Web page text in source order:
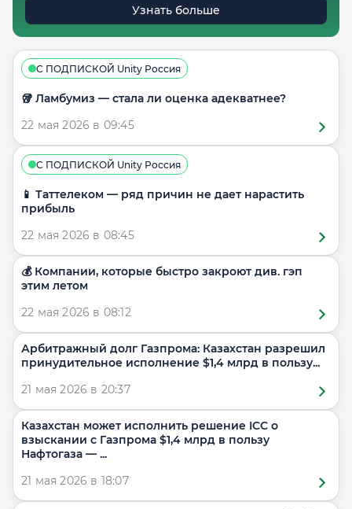
Узнать больше
С ПОДПИСКОЙ Unity Россия
🥡 Ламбумиз — стала ли оценка адекватнее?
22 мая 2026 в 09:45
С ПОДПИСКОЙ Unity Россия
📱 Таттелеком — ряд причин не дает нарастить
прибыль
22 мая 2026 в 08:45
💰 Компании, которые быстро закроют див. гэп
этим летом
22 мая 2026 в 08:12
Арбитражный долг Газпрома: Казахстан разрешил
принудительное исполнение $1,4 млрд в пользу...
21 мая 2026 в 20:37
Казахстан может исполнить решение ICC о
взыскании с Газпрома $1,4 млрд в пользу
Нафтогаза — ...
21 мая 2026 в 18:07